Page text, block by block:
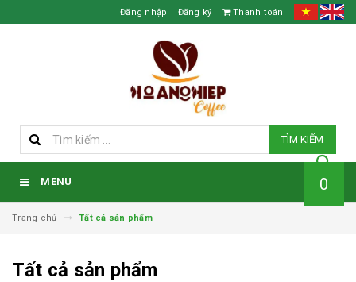
Đăng nhập Đăng ký Thanh toán
TÌM KIẾM
MENU 0
Trang chủ Tất cả sản phẩm
Tất cả sản phẩm